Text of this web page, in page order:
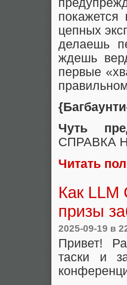
цепных
делаешь
ждешь
первые
Чуть
СПРАВКА
Читать
Как LLM
призы
2025-09-19 в
Привет!
таски и